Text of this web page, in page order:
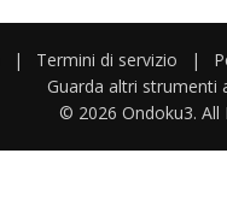
| Termini di servizio |
Guarda altri strumenti
© 2026 Ondoku3. All